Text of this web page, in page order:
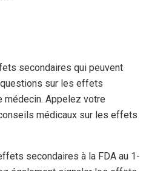
secondaires qui peuvent
sur les effets
médecin. Appelez votre
médicaux sur les effets
secondaires à la FDA au 1-